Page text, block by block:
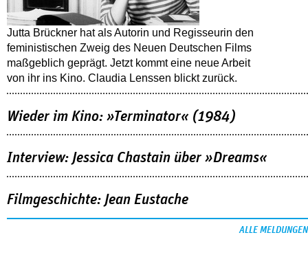
Jutta Brückner hat als Autorin und Regisseurin den
feministischen Zweig des Neuen Deutschen Films
maßgeblich geprägt. Jetzt kommt eine neue Arbeit
von ihr ins Kino. Claudia Lenssen blickt zurück.
Wieder im Kino: »Terminator« (1984)
Interview: Jessica Chastain über »Dreams«
Filmgeschichte: Jean Eustache
ALLE MELDUNGEN